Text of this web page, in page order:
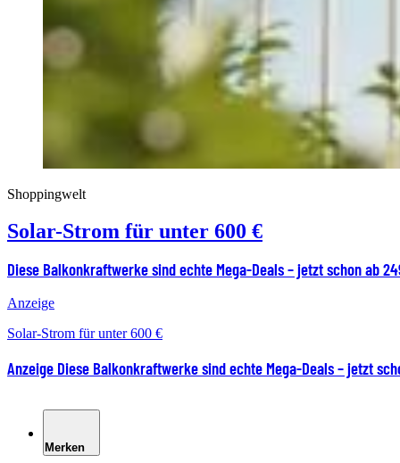
Shoppingwelt
Solar-Strom für unter 600 €
Diese Balkonkraftwerke sind echte Mega-Deals – jetzt schon ab
Anzeige
Solar-Strom für unter 600 €
Anzeige Diese Balkonkraftwerke sind echte Mega-Deals – jetzt
Merken